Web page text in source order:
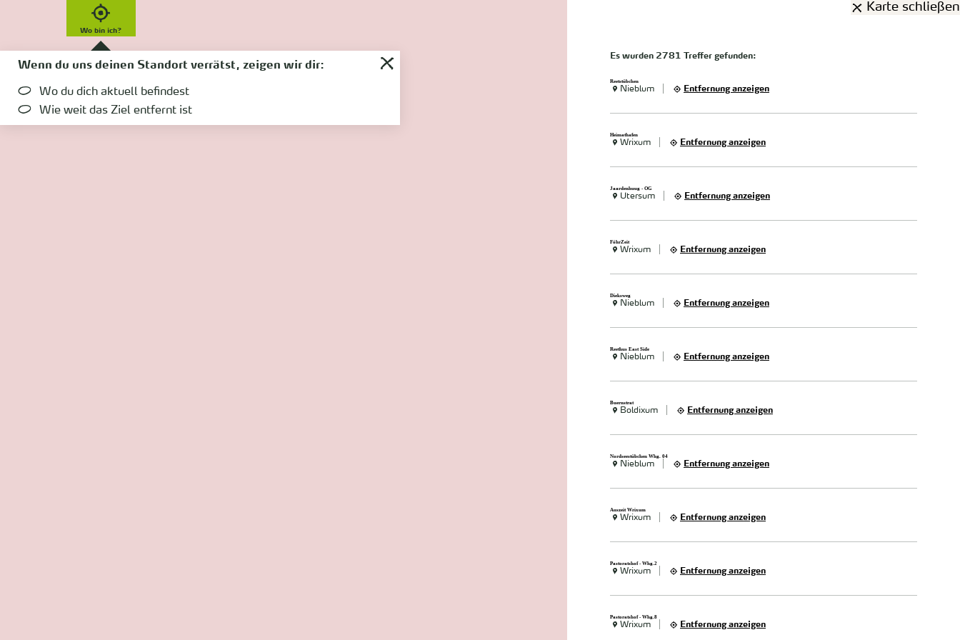
Wo bin ich?
Wenn du uns deinen Standort verrätst, zeigen wir dir:
Wo du dich aktuell befindest
Wie weit das Ziel entfernt ist
Karte schließen
Es wurden 2781 Treffer gefunden:
Reetstübchen
Nieblum Entfernung anzeigen
Heimathafen
Wrixum Entfernung anzeigen
Jaardenhuug - OG
Utersum Entfernung anzeigen
FöhrZeit
Wrixum Entfernung anzeigen
Dieksweg
Nieblum Entfernung anzeigen
Reethus East Side
Nieblum Entfernung anzeigen
Buernstrat
Boldixum Entfernung anzeigen
Nordseestübchen Whg. 04
Nieblum Entfernung anzeigen
Auszeit Wrixum
Wrixum Entfernung anzeigen
Pastoratshof - Whg.2
Wrixum Entfernung anzeigen
Pastoratshof - Whg.8
Wrixum Entfernung anzeigen